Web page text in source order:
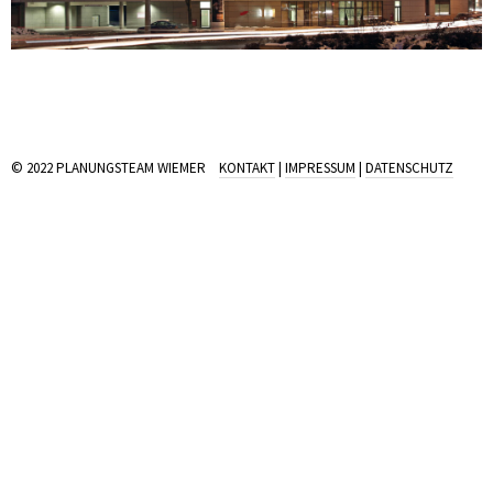
© 2022 PLANUNGSTEAM WIEMER KONTAKT| IMPRESSUM | DATENSCHUTZ